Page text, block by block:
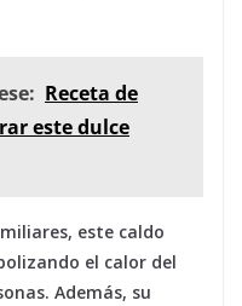
Receta de
este dulce
este caldo
el calor del
Además, su